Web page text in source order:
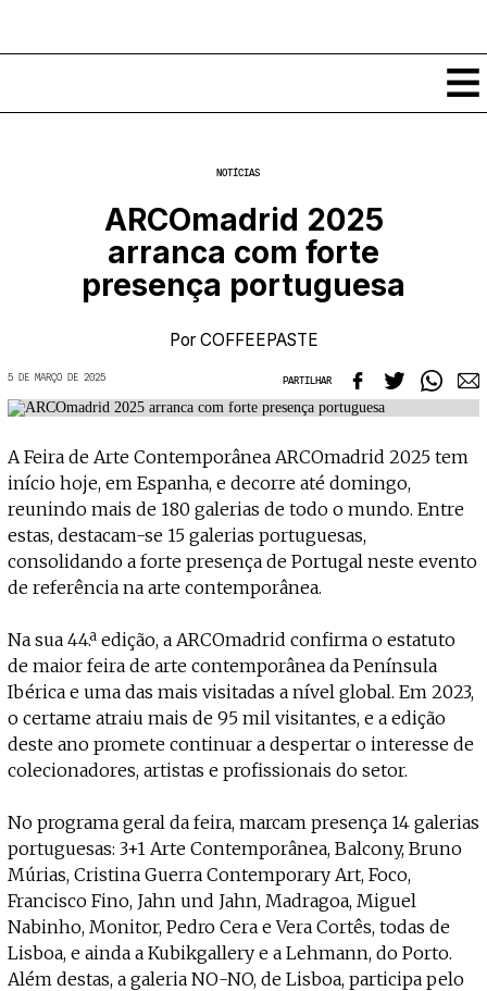
Classificados
Ver todos
Enviar
Espetáculos
Por Localidade
Locais
Submeter Eventos
Workshops
Cursos Curtos
Formadores
Recursos
Publicações
Sobre
Projecto e Equipa
Estatuto Editorial
Ficha Técnica
Política de privacidade
Contactar
Coffeelabs Cursos curtos
— apoia o Coffeepaste e ajuda-nos a chegar mais longe. Mantém viva a cultura
Apoiar
NOTÍCIAS
ARCOmadrid 2025
arranca com forte
presença portuguesa
Por COFFEEPASTE
5 DE MARÇO DE 2025 PARTILHAR
A Feira de Arte Contemporânea ARCOmadrid 2025 tem
início hoje, em Espanha, e decorre até domingo,
reunindo mais de 180 galerias de todo o mundo. Entre
estas, destacam-se 15 galerias portuguesas,
consolidando a forte presença de Portugal neste evento
de referência na arte contemporânea.
Na sua 44.ª edição, a ARCOmadrid confirma o estatuto
de maior feira de arte contemporânea da Península
Ibérica e uma das mais visitadas a nível global. Em 2023,
o certame atraiu mais de 95 mil visitantes, e a edição
deste ano promete continuar a despertar o interesse de
colecionadores, artistas e profissionais do setor.
No programa geral da feira, marcam presença 14 galerias
portuguesas: 3+1 Arte Contemporânea, Balcony, Bruno
Múrias, Cristina Guerra Contemporary Art, Foco,
Francisco Fino, Jahn und Jahn, Madragoa, Miguel
Nabinho, Monitor, Pedro Cera e Vera Cortês, todas de
Lisboa, e ainda a Kubikgallery e a Lehmann, do Porto.
Além destas, a galeria NO-NO, de Lisboa, participa pelo